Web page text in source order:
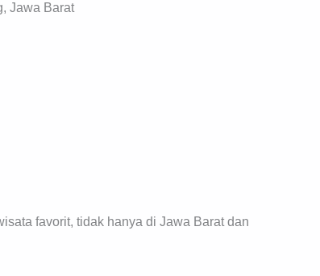
Jawa Barat
favorit, tidak hanya di Jawa Barat dan